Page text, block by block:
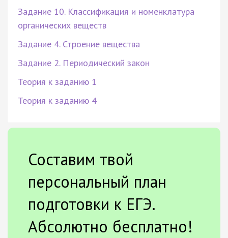
Задание 10. Классификация и номенклатура
органических веществ
Задание 4. Строение вещества
Задание 2. Периодический закон
Теория к заданию 1
Теория к заданию 4
Составим твой
персональный план
подготовки к ЕГЭ.
Абсолютно бесплатно!